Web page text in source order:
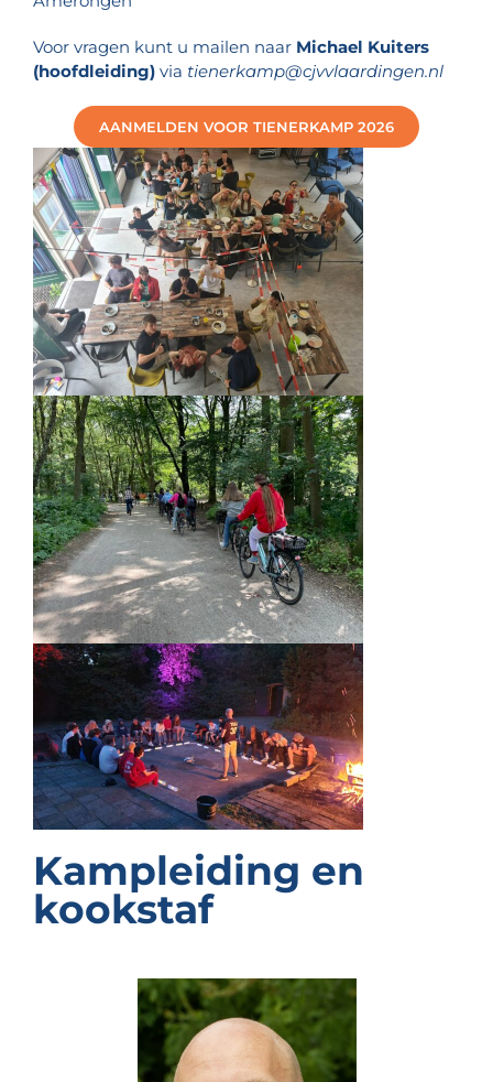
Voor vragen kunt u mailen naar Michael Kuiters
(hoofdleiding) via tienerkamp@cjvvlaardingen.nl
AANMELDEN VOOR TIENERKAMP 2026
Kampleiding en
kookstaf